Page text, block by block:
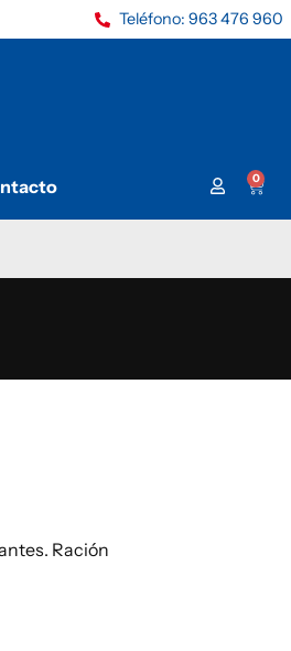
Teléfono: 963 476 960
0
Ración